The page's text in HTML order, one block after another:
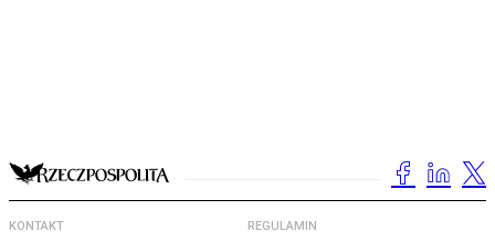
KONTAKT REGULAMIN